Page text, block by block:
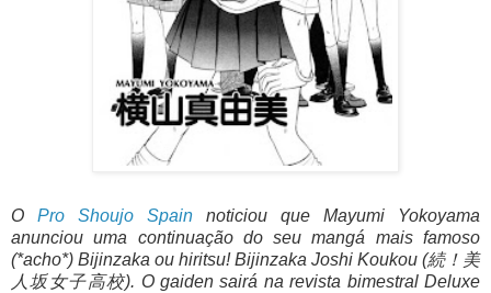
O Pro Shoujo Spain noticiou que Mayumi Yokoyama
anunciou uma continuação do seu mangá mais famoso
(*acho*) Bijinzaka ou hiritsu! Bijinzaka Joshi Koukou (続！美
人坂女子高校). O gaiden sairá na revista bimestral Deluxe